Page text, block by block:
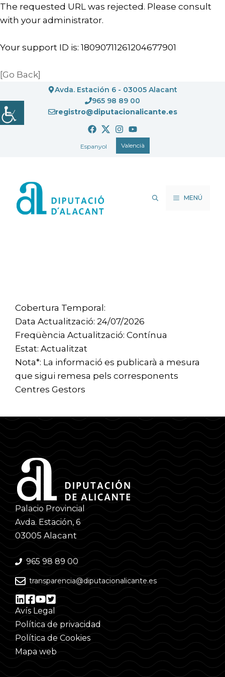
The requested URL was rejected. Please consult
with your administrator.
Your support ID is: 18090711261204677901
[Go Back]
al
contingut
Avda. Estación 6 - 03005 Alacant
965 98 89 00
registro@diputacionalicante.es
Espanyol Valencià
MENÚ
Cobertura Temporal:
Data Actualització: 24/07/2026
Freqüència Actualització: Contínua
Estat: Actualitzat
Nota*: La informació es publicarà a mesura
que sigui remesa pels corresponents
Centres Gestors
Palacio Provincial
Avda. Estación, 6
03005 Alacant
965 98 89 00
transparencia@diputacionalicante.es
Avís Legal
Política de privacidad
Política de Cookies
Mapa web